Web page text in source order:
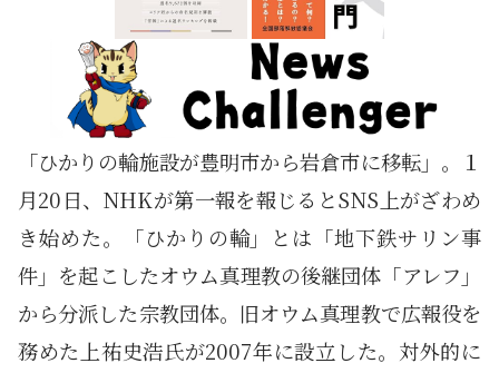
「ひかりの輪施設が豊明市から岩倉市に移転」。１
月20日、NHKが第一報を報じるとSNS上がざわめ
き始めた。「ひかりの輪」とは「地下鉄サリン事
件」を起こしたオウム真理教の後継団体「アレフ」
から分派した宗教団体。旧オウム真理教で広報役を
務めた上祐史浩氏が2007年に設立した。対外的に